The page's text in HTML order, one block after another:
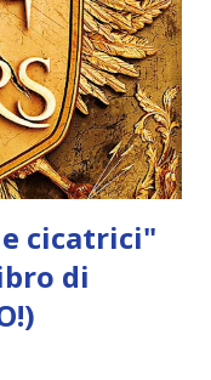
perché ho un
e i manuali
che trattano
adesso vorrei
cicatrici"
di